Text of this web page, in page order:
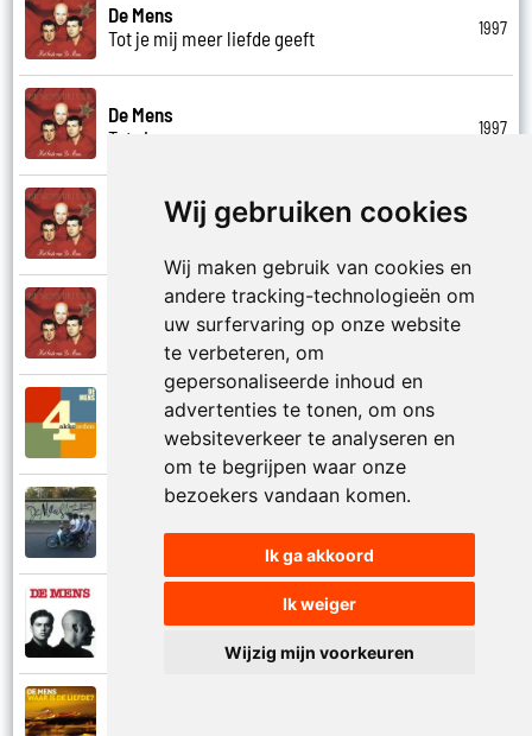
Wij gebruiken cookies
Wij maken gebruik van cookies en
andere tracking-technologieën om
uw surfervaring op onze website
te verbeteren, om
gepersonaliseerde inhoud en
advertenties te tonen, om ons
websiteverkeer te analyseren en
om te begrijpen waar onze
bezoekers vandaan komen.
Ik ga akkoord
Ik weiger
Wijzig mijn voorkeuren
De Mens
Tot je mij meer liefde geeft
1997
De Mens
Tot ziens
1997
De Mens
Val niet in liefde I
Val niet in liefde II
De Mens
Vier akkoorden
Vlinderhart